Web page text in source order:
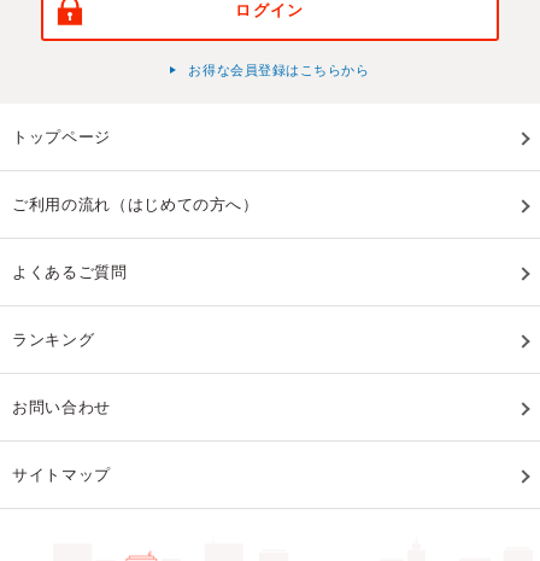
ログイン
お得な会員登録はこちらから
トップページ
ご利用の流れ（はじめての方へ）
よくあるご質問
ランキング
お問い合わせ
サイトマップ